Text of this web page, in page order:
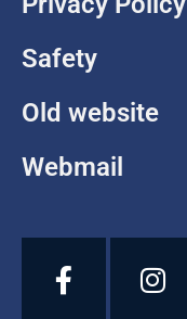
Safety
Old website
Webmail